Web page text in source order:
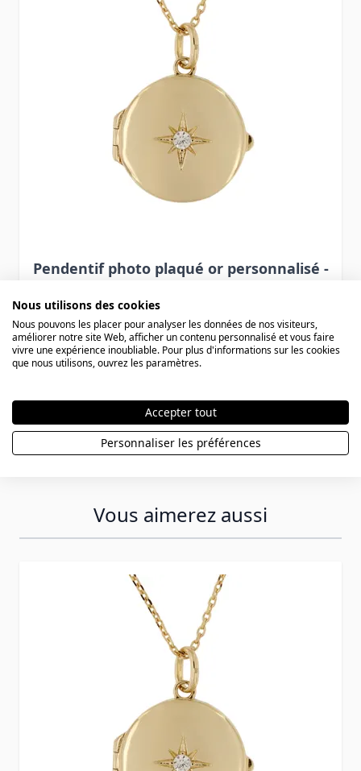
Pendentif photo plaqué or personnalisé -
72,90 €
Vous aimerez aussi
Nous utilisons des cookies
Nous pouvons les placer pour analyser les données de nos visiteurs,
améliorer notre site Web, afficher un contenu personnalisé et vous faire
vivre une expérience inoubliable. Pour plus d'informations sur les cookies
que nous utilisons, ouvrez les paramètres.
Accepter tout
Personnaliser les préférences